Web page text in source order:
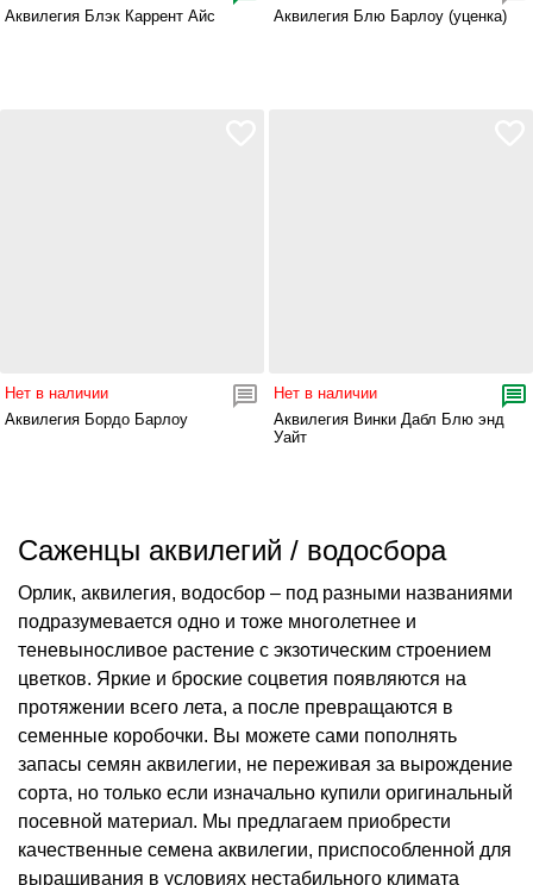
Аквилегия Блэк Каррент Айс
Аквилегия Блю Барлоу (уценка)
Нет в наличии
Аквилегия Бордо Барлоу
Нет в наличии
Аквилегия Винки Дабл Блю энд
Уайт
Саженцы аквилегий / водосбора
Орлик, аквилегия, водосбор – под разными названиями
подразумевается одно и тоже многолетнее и
теневыносливое растение с экзотическим строением
цветков. Яркие и броские соцветия появляются на
протяжении всего лета, а после превращаются в
семенные коробочки. Вы можете сами пополнять
запасы семян аквилегии, не переживая за вырождение
сорта, но только если изначально купили оригинальный
посевной материал. Мы предлагаем приобрести
качественные семена аквилегии, приспособленной для
выращивания в условиях нестабильного климата